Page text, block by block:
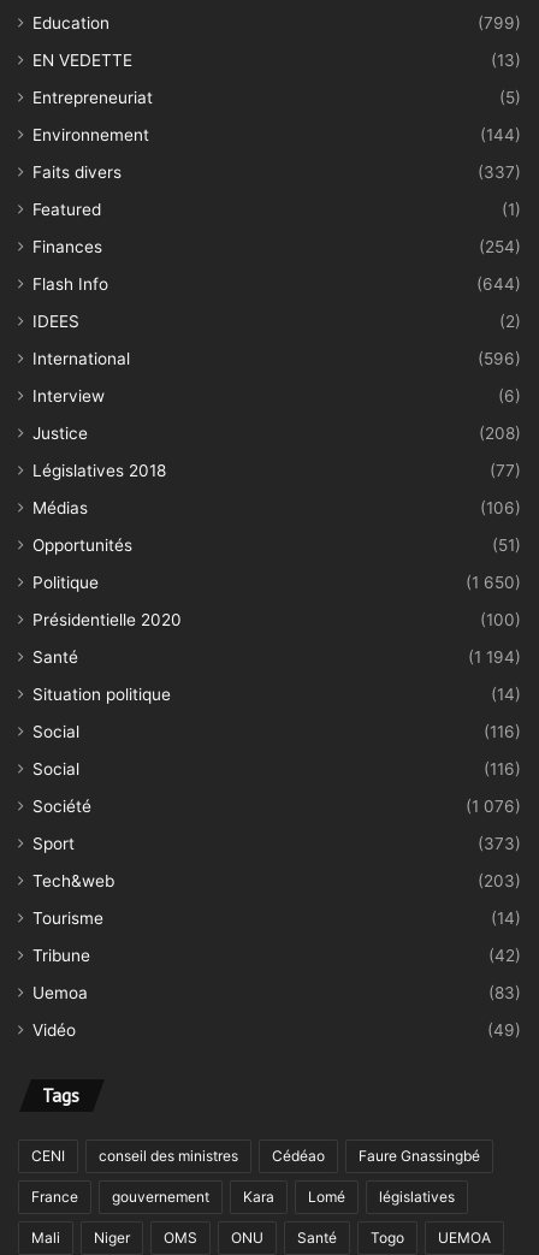
Education
(799)
EN VEDETTE
(13)
Entrepreneuriat
(5)
Environnement
(144)
Faits divers
(337)
Featured
(1)
Finances
(254)
Flash Info
(644)
IDEES
(2)
International
(596)
Interview
(6)
Justice
(208)
Législatives 2018
(77)
Médias
(106)
Opportunités
(51)
Politique
(1 650)
Présidentielle 2020
(100)
Santé
(1 194)
Situation politique
(14)
Social
(116)
Social
(116)
Société
(1 076)
Sport
(373)
Tech&web
(203)
Tourisme
(14)
Tribune
(42)
Uemoa
(83)
Vidéo
(49)
Tags
CENI conseil des ministres Cédéao Faure Gnassingbé
France gouvernement Kara Lomé législatives
Mali Niger OMS ONU Santé Togo UEMOA